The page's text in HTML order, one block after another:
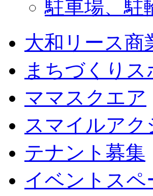
駐車場、駐
大和リース商
まちづくりス
ママスクエア
スマイルアク
テナント募集
イベントスペ